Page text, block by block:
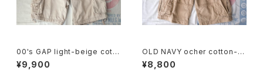
00's GAP light-beige cotto
n-twill cargo Shorts
¥9,900
OLD NAVY ocher cotton-t
will cargo Shorts
¥8,800